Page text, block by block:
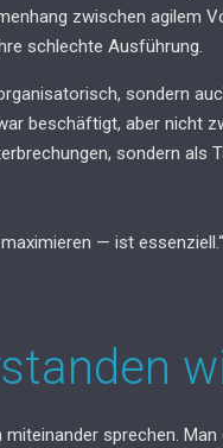
zwischen agilem
schlechte Ausführung.
sondern
beschäftigt, aber nicht
sondern als
— ist essenziell.“
sprechen.